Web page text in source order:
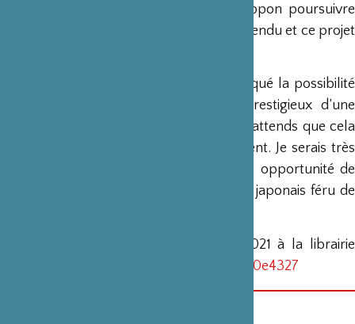
dernier avec un journaliste germano-nippon poursuivre
ce travail visuel. Mais la covid a tout suspendu et ce projet
Par ailleurs, un contact important a évoqué la possibilité
d’une exposition dans l’espace très prestigieux d’une
grande marque française à Tôkyô. Mais j’attends que cela
se précise pour en parler plus amplement. Je serais très
heureux que puisse se concrétiser cette opportunité de
à un public japonais féru de
Une signature est prévue début juin 2021 à la librairie
https://artazart.com/?v=11aedd0e4327